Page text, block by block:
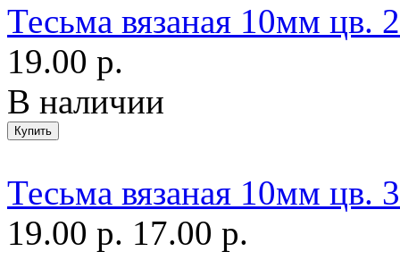
Тесьма вязаная 10мм цв.
19.00 р.
В наличии
Тесьма вязаная 10мм цв.
19.00 р. 17.00 р.